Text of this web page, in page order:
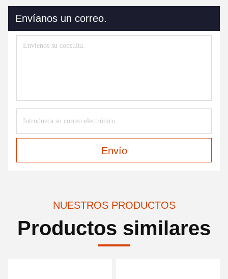
Envíanos un correo.
Envío
NUESTROS PRODUCTOS
Productos similares